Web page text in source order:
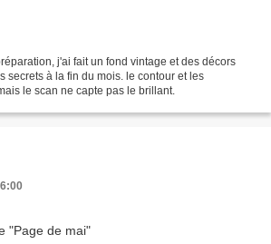
j'ai fait un fond vintage et des décors
secrets à la fin du mois. le contour et les
le scan ne capte pas le brillant.